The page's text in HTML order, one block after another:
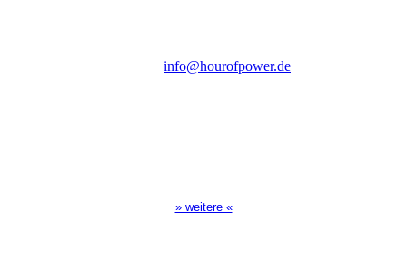
info@hourofpower.de
» weitere «